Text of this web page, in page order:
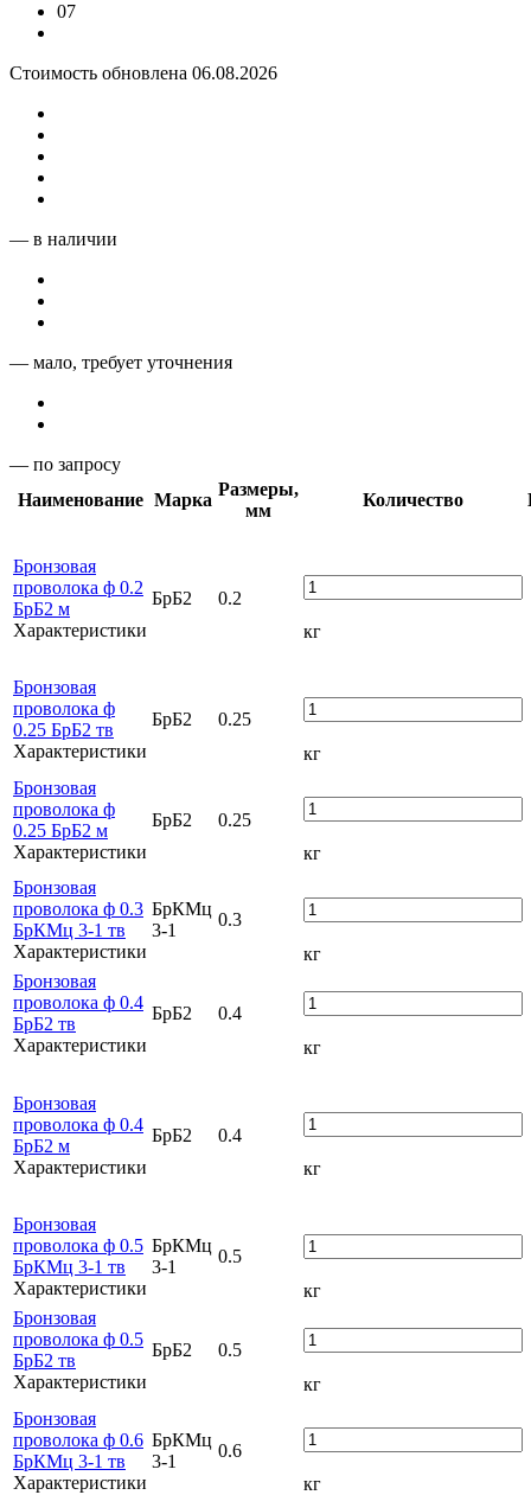
07
Стоимость обновлена 06.08.2026
— в наличии
— мало, требует уточнения
— по запросу
Наименование Марка
Размеры,
мм
Количество
Бронзовая
проволока ф 0.2
БрБ2 м
Характеристики
БрБ2
0.2
кг
Бронзовая
проволока ф
0.25 БрБ2 тв
Характеристики
БрБ2
0.25
кг
Бронзовая
проволока ф
0.25 БрБ2 м
Характеристики
БрБ2
0.25
кг
Бронзовая
проволока ф 0.3
БрКМц 3-1 тв
Характеристики
БрКМц
3-1
0.3
кг
Бронзовая
проволока ф 0.4
БрБ2 тв
Характеристики
БрБ2
0.4
кг
Бронзовая
проволока ф 0.4
БрБ2 м
Характеристики
БрБ2
0.4
кг
Бронзовая
проволока ф 0.5
БрКМц 3-1 тв
Характеристики
БрКМц
3-1
0.5
кг
Бронзовая
проволока ф 0.5
БрБ2 тв
Характеристики
БрБ2
0.5
кг
Бронзовая
проволока ф 0.6
БрКМц 3-1 тв
Характеристики
БрКМц
3-1
0.6
кг